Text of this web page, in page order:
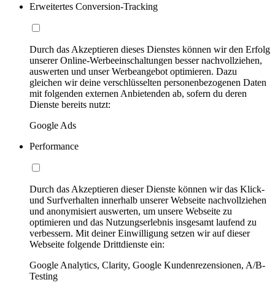
Erweitertes Conversion-Tracking
Durch das Akzeptieren dieses Dienstes können wir den Erfolg
unserer Online-Werbeeinschaltungen besser nachvollziehen,
auswerten und unser Werbeangebot optimieren. Dazu
gleichen wir deine verschlüsselten personenbezogenen Daten
mit folgenden externen Anbietenden ab, sofern du deren
Dienste bereits nutzt:
Google Ads
Performance
Durch das Akzeptieren dieser Dienste können wir das Klick-
und Surfverhalten innerhalb unserer Webseite nachvollziehen
und anonymisiert auswerten, um unsere Webseite zu
optimieren und das Nutzungserlebnis insgesamt laufend zu
verbessern. Mit deiner Einwilligung setzen wir auf dieser
Webseite folgende Drittdienste ein:
Google Analytics, Clarity, Google Kundenrezensionen, A/B-
Testing